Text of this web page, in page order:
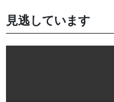
見逃しています